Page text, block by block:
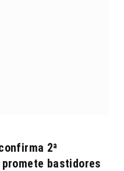
2ª
promete bastidores